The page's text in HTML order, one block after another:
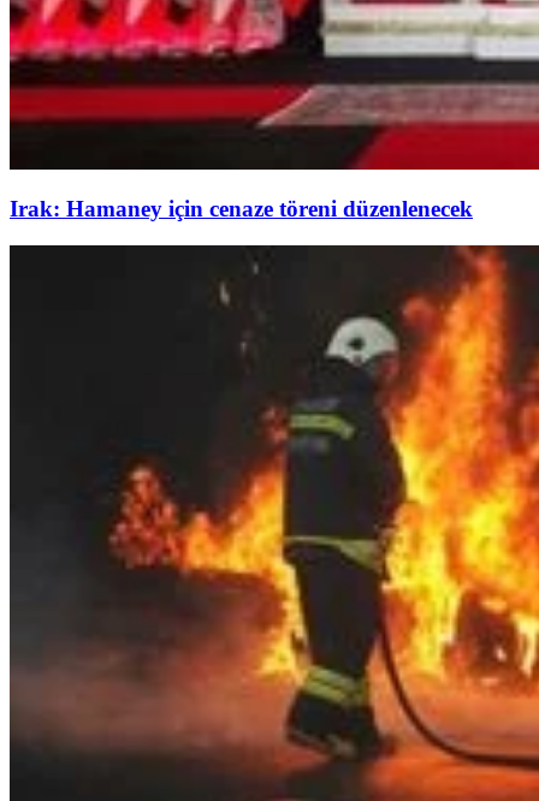
Irak: Hamaney için cenaze töreni düzenlenecek